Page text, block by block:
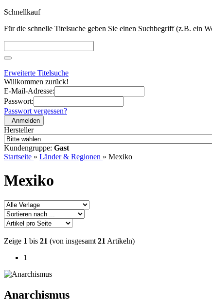
Schnellkauf
Für die schnelle Titelsuche geben Sie einen Suchbegriff (z.B. ein
Erweiterte Titelsuche
Willkommen zurück!
E-Mail-Adresse:
Passwort:
Passwort vergessen?
Anmelden
Hersteller
Kundengruppe: Gast
Startseite » Länder & Regionen » Mexiko
Mexiko
Zeige 1 bis 21 (von insgesamt 21 Artikeln)
1
Anarchismus